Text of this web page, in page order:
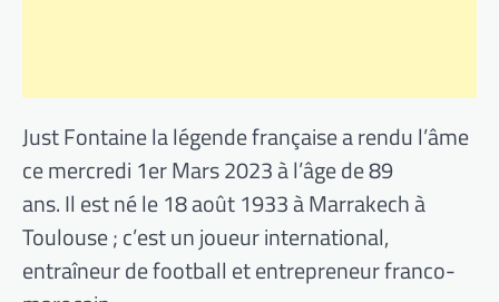
Just Fontaine la légende française a rendu l’âme
ce mercredi 1er Mars 2023 à l’âge de 89
ans. Il est né le 18 août 1933 à Marrakech à
Toulouse ; c’est un joueur international,
entraîneur de football et entrepreneur franco-